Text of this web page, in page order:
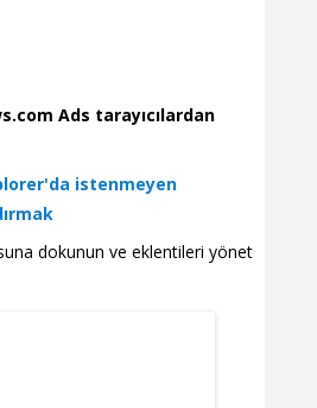
Ads tarayıcılardan
istenmeyen
dokunun ve eklentileri yönet